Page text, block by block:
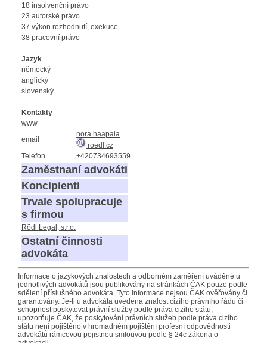
18 insolvenční právo
23 autorské právo
37 výkon rozhodnutí, exekuce
38 pracovní právo
Jazyk
německý
anglický
slovenský
Kontakty
www
email
nora.haapala
roedl.cz
Telefon
+420734693559
Zaměstnaní advokáti
Koncipienti
Trvale spolupracuje
s firmou
Rödl Legal, s.r.o.
Ostatní činnosti
advokáta
Informace o jazykových znalostech a odborném zaměření uváděné u
jednotlivých advokátů jsou publikovány na stránkách ČAK pouze podle
sdělení příslušného advokáta. Tyto informace nejsou ČAK ověřovány či
garantovány. Je-li u advokáta uvedena znalost cizího právního řádu či
schopnost poskytovat právní služby podle práva cizího státu,
upozorňuje ČAK, že poskytování právních služeb podle práva cizího
státu není pojištěno v hromadném pojištění profesní odpovědnosti
advokátů rámcovou pojistnou smlouvou podle § 24c zákona o